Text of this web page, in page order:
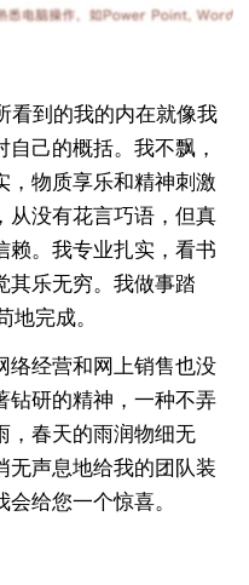
到的我的内在就像我
己的概括。我不飘，
，物质享乐和精神刺激
从没有花言巧语，但真
赖。我专业扎实，看书
其乐无穷。我做事踏
地完成。
经营和网上销售也没
钻研的精神，一种不弄
，春天的雨润物细无
无声息地给我的团队装
给您一个惊喜。